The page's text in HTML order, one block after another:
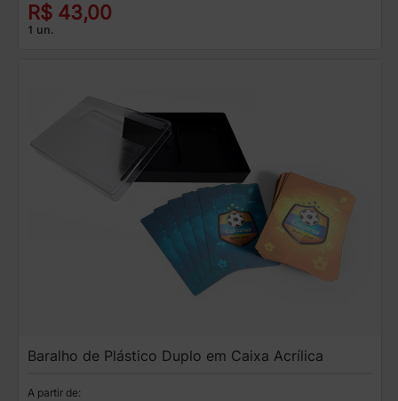
R$ 43,00
1 un.
Baralho de Plástico Duplo em Caixa Acrílica
A partir de: